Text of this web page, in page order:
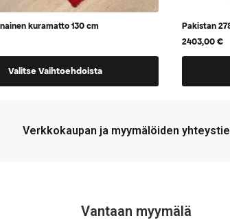
kuramatto 130 cm
Valitse Vaihtoehdoista
Pakistan
2403,00€
Verkkokaupan ja myymälöiden
Vantaan myymälä